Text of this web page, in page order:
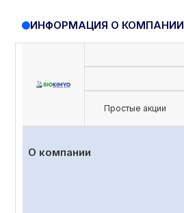
ИНФОРМАЦИЯ О КОМПАНИИ
Простые акции
О компании